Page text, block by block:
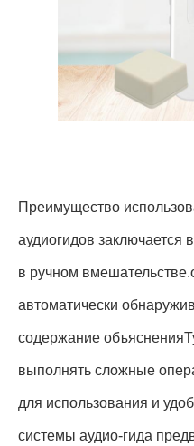
Преимущество
аудиогидов заключается
в ручном
автоматически
содержание
выполнять сложные
для использования и
системы аудио-гида